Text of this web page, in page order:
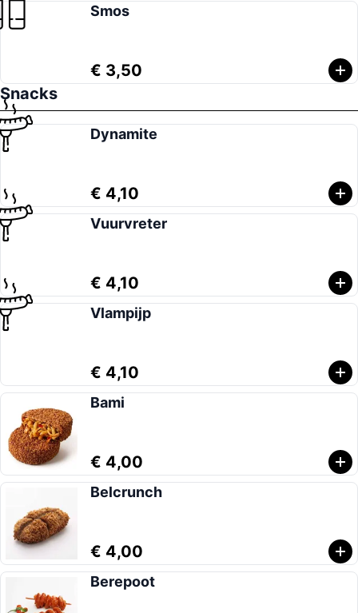
Smos
€ 3,50
Snacks
Dynamite
€ 4,10
Vuurvreter
€ 4,10
Vlampijp
€ 4,10
Bami
€ 4,00
Belcrunch
€ 4,00
Berepoot